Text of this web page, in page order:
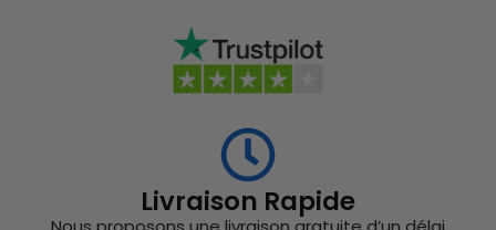
Livraison Rapide